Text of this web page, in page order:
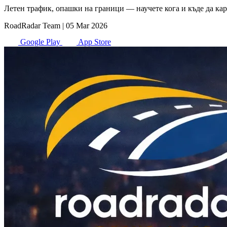
Летен трафик, опашки на граници — научете кога и къде да
RoadRadar Team | 05 Mar 2026
Google Play
App Store